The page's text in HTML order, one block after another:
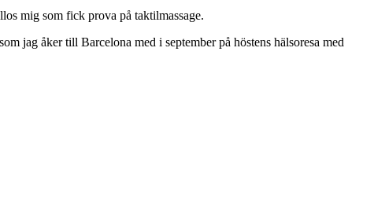
mig som fick prova på taktilmassage.
jag åker till Barcelona med i september på höstens hälsoresa med